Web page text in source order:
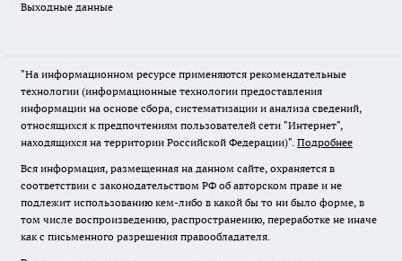
Выходные данные
"На информационном ресурсе применяются рекомендательные
технологии (информационные технологии предоставления
информации на основе сбора, систематизации и анализа сведений,
относящихся к предпочтениям пользователей сети "Интернет",
находящихся на территории Российской Федерации)". Подробнее
Вся информация, размещенная на данном сайте, охраняется в
соответствии с законодательством РФ об авторском праве и не
подлежит использованию кем-либо в какой бы то ни было форме, в
том числе воспроизведению, распространению, переработке не иначе
как с письменного разрешения правообладателя.